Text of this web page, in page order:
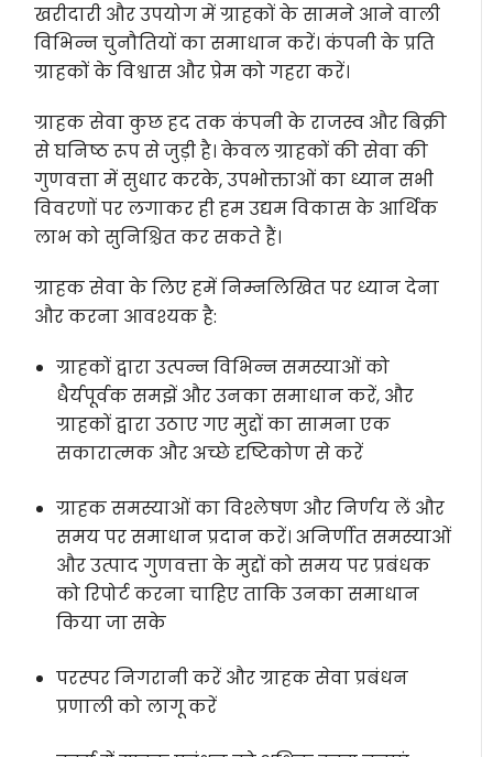
खरीदारी और उपयोग में ग्राहकों के सामने आने वाली
विभिन्न चुनौतियों का समाधान करें। कंपनी के प्रति
ग्राहकों के विश्वास और प्रेम को गहरा करें।
ग्राहक सेवा कुछ हद तक कंपनी के राजस्व और बिक्री
से घनिष्ठ रूप से जुड़ी है। केवल ग्राहकों की सेवा की
गुणवत्ता में सुधार करके, उपभोक्ताओं का ध्यान सभी
विवरणों पर लगाकर ही हम उद्यम विकास के आर्थिक
लाभ को सुनिश्चित कर सकते हैं।
ग्राहक सेवा के लिए हमें निम्नलिखित पर ध्यान देना
और करना आवश्यक है:
ग्राहकों द्वारा उत्पन्न विभिन्न समस्याओं को
धैर्यपूर्वक समझें और उनका समाधान करें, और
ग्राहकों द्वारा उठाए गए मुद्दों का सामना एक
सकारात्मक और अच्छे दृष्टिकोण से करें
ग्राहक समस्याओं का विश्लेषण और निर्णय लें और
समय पर समाधान प्रदान करें। अनिर्णीत समस्याओं
और उत्पाद गुणवत्ता के मुद्दों को समय पर प्रबंधक
को रिपोर्ट करना चाहिए ताकि उनका समाधान
किया जा सके
परस्पर निगरानी करें और ग्राहक सेवा प्रबंधन
प्रणाली को लागू करें